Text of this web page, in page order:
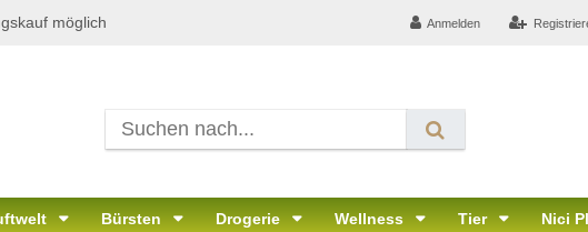
möglich Anmelden
Bürsten Drogerie Wellness Tier Nici